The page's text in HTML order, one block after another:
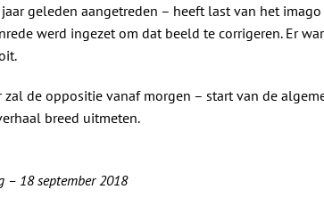
geleden aangetreden – heeft last van het imago
werd ingezet om dat beeld te corrigeren. Er
zal de oppositie vanaf morgen – start van de
breed uitmeten.
– 18 september 2018